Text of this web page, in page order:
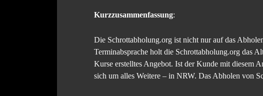
Kurzzusammenfassung:
Die Schrottabholung.org ist nicht nur auf das
Terminabsprache holt die Schrottabholung.org das
Kurse erstelltes Angebot. Ist der Kunde mit diesem
sich um alles Weitere – in NRW. Das Abholen von